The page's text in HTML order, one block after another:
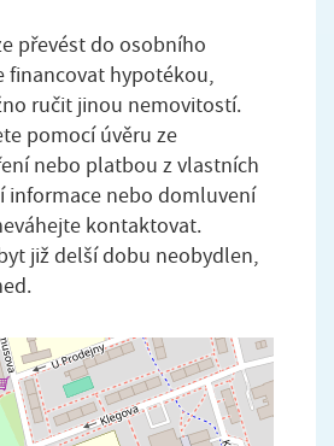
převést do osobního
financovat hypotékou,
ručit jinou nemovitostí.
pomocí úvěru ze
nebo platbou z vlastních
informace nebo domluvení
kontaktovat.
již delší dobu neobydlen,